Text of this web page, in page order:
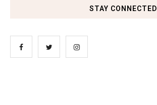
STAY CONNECTED